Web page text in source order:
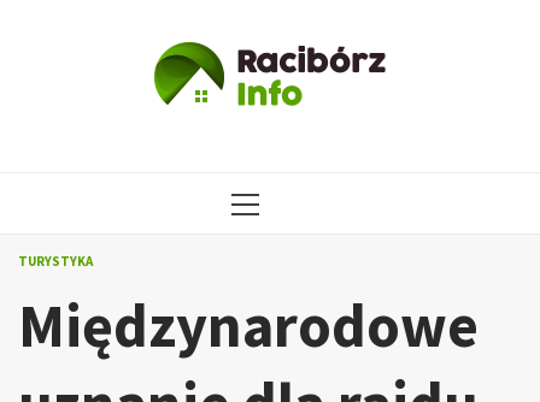
MENU
TURYSTYKA
Międzynarodowe